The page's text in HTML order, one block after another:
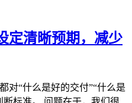
定清晰预期，减少
对“什么是好的交付”“什么是